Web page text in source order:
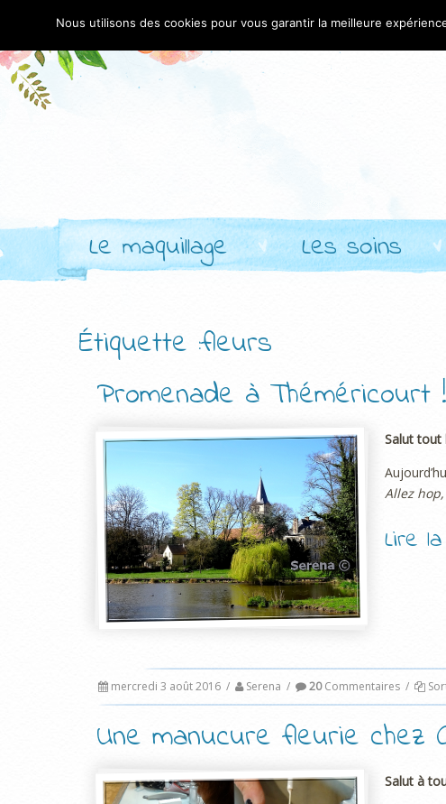
Le maquillage Les soins
Étiquette :fleurs
Promenade à Théméricourt !
Salut tout
Allez
Lire
mercredi 3 août 2016 / Serena / 20Commentaires /
Une manucure fleurie chez
Salut à
Nous utilisons des cookies pour vous garantir la meilleure